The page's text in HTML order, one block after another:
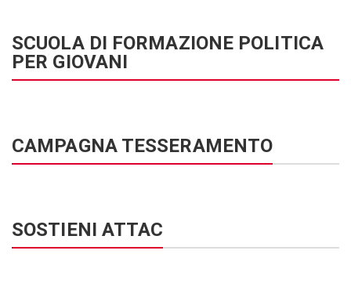
SCUOLA DI FORMAZIONE POLITICA
PER GIOVANI
CAMPAGNA TESSERAMENTO
SOSTIENI ATTAC